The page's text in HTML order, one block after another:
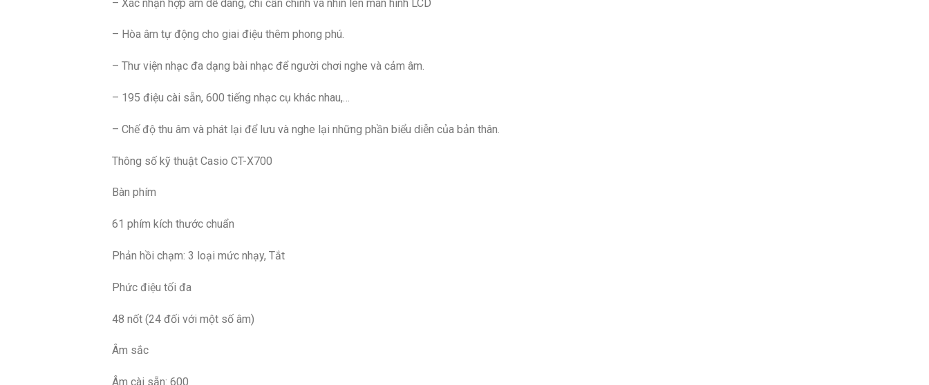
– Xác nhận hợp âm dễ dàng, chỉ cần chỉnh và nhìn lên màn hình LCD
– Hòa âm tự động cho giai điệu thêm phong phú.
– Thư viện nhạc đa dạng bài nhạc để người chơi nghe và cảm âm.
– 195 điệu cài sẵn, 600 tiếng nhạc cụ khác nhau,…
– Chế độ thu âm và phát lại để lưu và nghe lại những phần biểu diễn của bản thân.
Thông số kỹ thuật Casio CT-X700
Bàn phím
61 phím kích thước chuẩn
Phản hồi chạm: 3 loại mức nhạy, Tắt
Phức điệu tối đa
48 nốt (24 đối với một số âm)
Âm sắc
Âm cài sẵn: 600